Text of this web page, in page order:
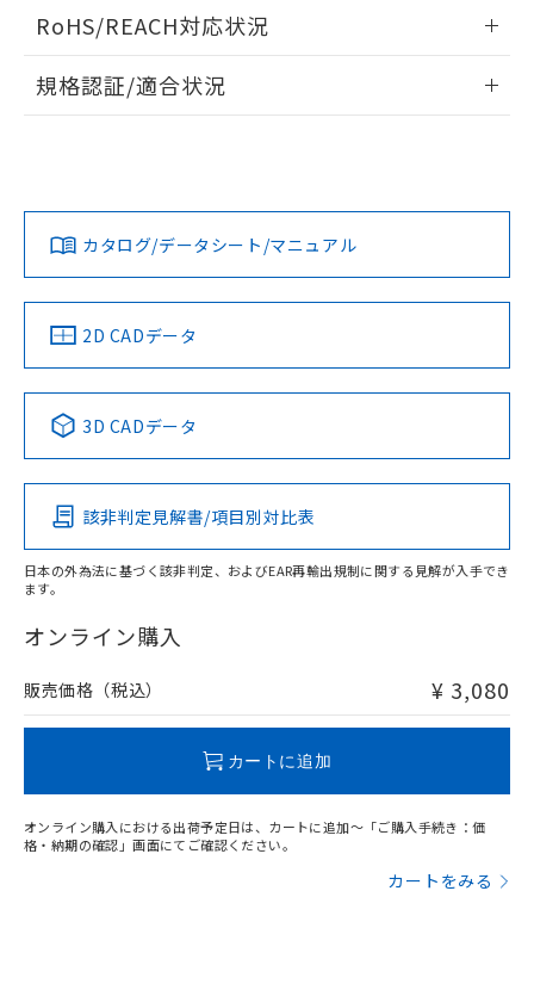
ドすることができます。
ログイン/会員登録
ダウンロードデータをご利用いただく前に、以下を必ずお読
みください。
ソフトウェアの使用条件
RoHS/REACH対応状況
EU RoHS 注意事項・凡例
対応済み
中国 RoHS 注意事項・凡例
Pb Hg Cd Cr(VI)
O
在庫等で未対応品が混在する可能性があります。
問い合わせください。
規格認証/適合状況
カタログ/データシート/マニュアル
2D CADデータ
3D CADデータ
該非判定見解書/項目別対比表
日本の外為法に基づく該非判定、およびEAR再輸出規制に関する見解が入手でき
ます。
オンライン購入
販売価格（税込） ¥ 3,080
カートに追加
オンライン購入における出荷予定日は、カートに追加～「ご購入手続き：価
格・納期の確認」画面にてご確認ください。
カートをみる